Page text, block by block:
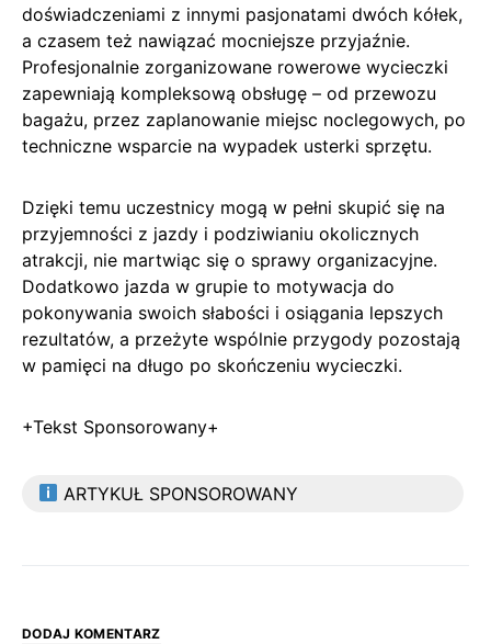
doświadczeniami z innymi pasjonatami dwóch kółek,
a czasem też nawiązać mocniejsze przyjaźnie.
Profesjonalnie zorganizowane rowerowe wycieczki
zapewniają kompleksową obsługę – od przewozu
bagażu, przez zaplanowanie miejsc noclegowych, po
techniczne wsparcie na wypadek usterki sprzętu.
Dzięki temu uczestnicy mogą w pełni skupić się na
przyjemności z jazdy i podziwianiu okolicznych
atrakcji, nie martwiąc się o sprawy organizacyjne.
Dodatkowo jazda w grupie to motywacja do
pokonywania swoich słabości i osiągania lepszych
rezultatów, a przeżyte wspólnie przygody pozostają
w pamięci na długo po skończeniu wycieczki.
+Tekst Sponsorowany+
ARTYKUŁ SPONSOROWANY
DODAJ KOMENTARZ